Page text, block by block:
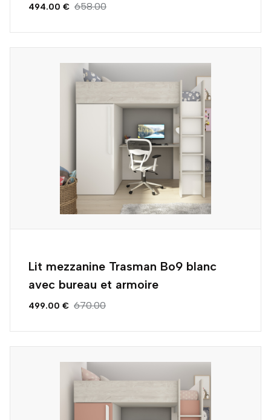
494.00 € 658.00
Lit mezzanine Trasman Bo9 blanc
avec bureau et armoire
499.00 € 670.00